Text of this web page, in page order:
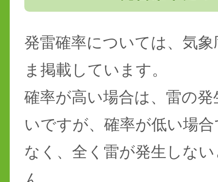
発雷確率については、気
ま掲載しています。
確率が高い場合は、雷の
いですが、確率が低い場
なく、全く雷が発生しな